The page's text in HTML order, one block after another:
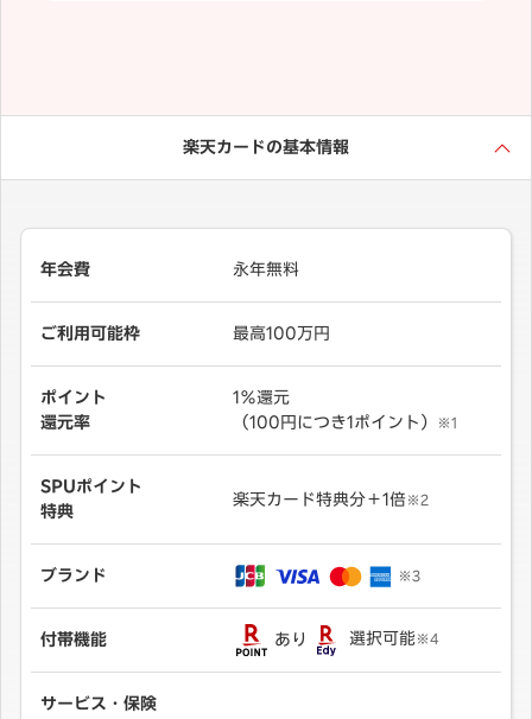
楽天カードの基本情報
年会費 永年無料
ご利用可能枠 最高100万円
ポイント
還元率
1％還元
（100円につき1ポイント）
※1
SPUポイント
特典
楽天カード特典分＋1倍※2
ブランド ※3
付帯機能 あり 選択可能※4
サービス・保険